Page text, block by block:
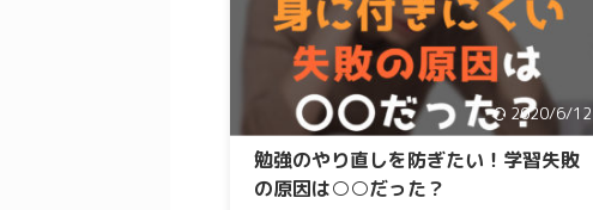
業」を考えている人向けの内容です。 そういった
疑問にお答えします。 コミュニケーションに関し
ては、物心がついたころから周りに上手な人がい
て つい自分と比べてみて「自分は伝えたいことが
うまく伝えれていてないな～」 という気持ちにな
ったことがある人の方が多いのではないでしょう
か？ 実際に、 ...
2020/6/12
勉強のやり直しを防ぎたい！学習失敗
の原因は○○だった？